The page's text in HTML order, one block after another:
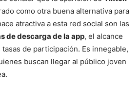
como otra buena alternativa para
atractiva a esta red social son las
de descarga de la app, el alcance
de participación. Es innegable,
buscan llegar al público joven